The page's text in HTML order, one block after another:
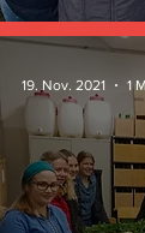
19. Nov. 2021